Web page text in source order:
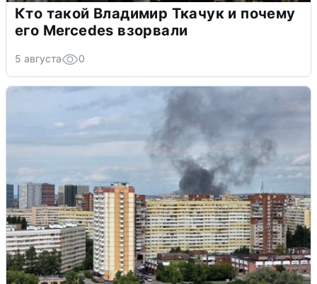
Кто такой Владимир Ткачук и почему
его Mercedes взорвали
5 августа 0